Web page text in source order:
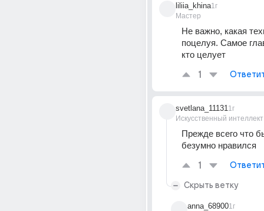
liliia_khina
Мастер
1г
Не важно, какая
поцелуя. Самое
кто целует
1
svetlana_11131
Искусственный интеллект
1г
Прежде всего что
безумно нравился
1
Скрыть ветку
anna_689001г